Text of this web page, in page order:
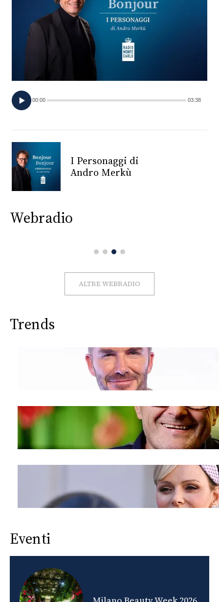
EVENTI
TV
PRINCIPATO
MONACO
RMC
CONSIGLIA
00:00 03:38
I Personaggi di
Andro Merkù
Webradio
ALTRE WEBRADIO
Trends
Eventi